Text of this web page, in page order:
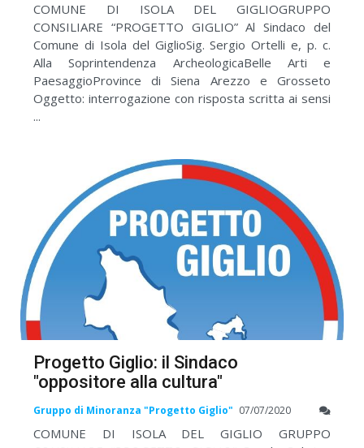
COMUNE DI ISOLA DEL GIGLIOGRUPPO
CONSILIARE “PROGETTO GIGLIO” Al Sindaco del
Comune di Isola del GiglioSig. Sergio Ortelli e, p. c.
Alla Soprintendenza ArcheologicaBelle Arti e
PaesaggioProvince di Siena Arezzo e Grosseto
Oggetto: interrogazione con risposta scritta ai sensi
...
Progetto Giglio: il Sindaco
"oppositore alla cultura"
Gruppo di Minoranza "Progetto Giglio" 07/07/2020
COMUNE DI ISOLA DEL GIGLIO GRUPPO